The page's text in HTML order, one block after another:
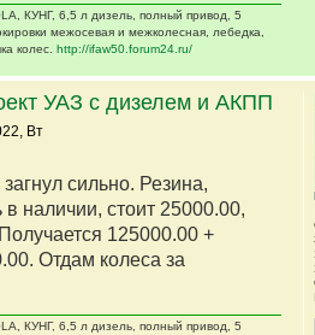
КУНГ, 6,5 л дизель, полный привод, 5
межосевая и межколесная, лебедка,
колес. http://ifaw50.forum24.ru/
УАЗ с дизелем и АКПП
Вт
сильно. Резина,
в наличии, стоит 25000.00,
125000.00 +
Отдам колеса за
КУНГ, 6,5 л дизель, полный привод, 5